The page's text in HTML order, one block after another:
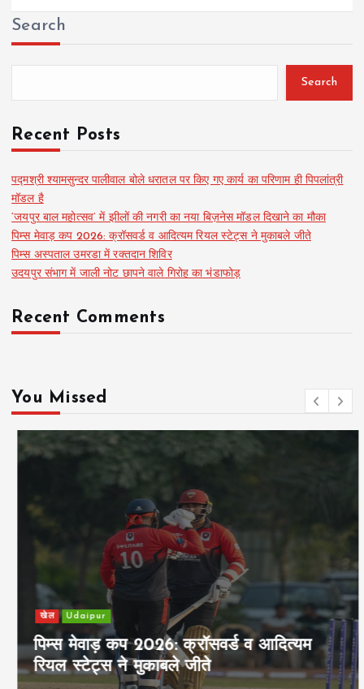
Search
Search
Recent Posts
पद्मश्री श्यामसुन्दर पालीवाल बोले धरातल पर किए गए कार्य का परिणाम ही पिपलांत्री
मॉडल है
‘जयपुर बाल महोत्सव’ में झीलों की नगरी का नया बिज़नेस मॉडल दिखाने का मौका
पिम्स मेवाड़ कप 2026: क्रॉसवर्ड व आदित्यम रियल स्टेट्स ने मुकाबले जीते
पिम्स अस्पताल उमरडा में रक्तदान शिविर
उदयपुर संभाग में जाली नोट छापने वाले गिरोह का भंडाफोड़
Recent Comments
You Missed
खेल Udaipur
पिम्स मेवाड़ कप 2026: क्रॉसवर्ड व आदित्यम
रियल स्टेट्स ने मुकाबले जीते